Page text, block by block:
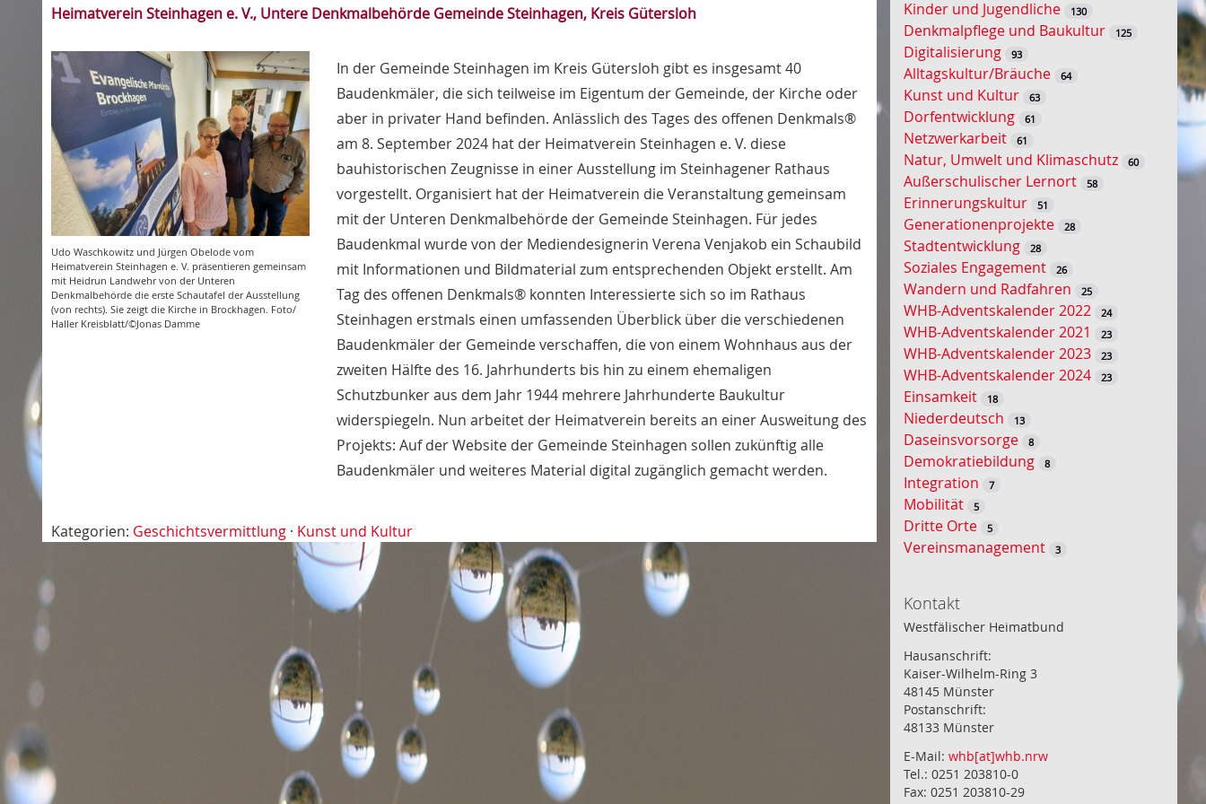
Heimatverein Steinhagen e. V., Untere Denkmalbehörde Gemeinde Steinhagen, Kreis Gütersloh
Udo Waschkowitz und Jürgen Obelode vom
Heimatverein Steinhagen e. V. präsentieren gemeinsam
mit Heidrun Landwehr von der Unteren
Denkmalbehörde die erste Schautafel der Ausstellung
(von rechts). Sie zeigt die Kirche in Brockhagen. Foto/
Haller Kreisblatt/©Jonas Damme
In der Gemeinde Steinhagen im Kreis Gütersloh gibt es insgesamt 40
Baudenkmäler, die sich teilweise im Eigentum der Gemeinde, der Kirche oder
aber in privater Hand befinden. Anlässlich des Tages des offenen Denkmals®
am 8. September 2024 hat der Heimatverein Steinhagen e. V. diese
bauhistorischen Zeugnisse in einer Ausstellung im Steinhagener Rathaus
vorgestellt. Organisiert hat der Heimatverein die Veranstaltung gemeinsam
mit der Unteren Denkmalbehörde der Gemeinde Steinhagen. Für jedes
Baudenkmal wurde von der Mediendesignerin Verena Venjakob ein Schaubild
mit Informationen und Bildmaterial zum entsprechenden Objekt erstellt. Am
Tag des offenen Denkmals® konnten Interessierte sich so im Rathaus
Steinhagen erstmals einen umfassenden Überblick über die verschiedenen
Baudenkmäler der Gemeinde verschaffen, die von einem Wohnhaus aus der
zweiten Hälfte des 16. Jahrhunderts bis hin zu einem ehemaligen
Schutzbunker aus dem Jahr 1944 mehrere Jahrhunderte Baukultur
widerspiegeln. Nun arbeitet der Heimatverein bereits an einer Ausweitung des
Projekts: Auf der Website der Gemeinde Steinhagen sollen zukünftig alle
Baudenkmäler und weiteres Material digital zugänglich gemacht werden.
Kategorien: Geschichtsvermittlung · Kunst und Kultur
s
s
e
l
w
o
r
t
-
S
u
c
h
e
Kinder und Jugendliche 130
Denkmalpflege und Baukultur 125
Digitalisierung 93
Alltagskultur/Bräuche 64
Kunst und Kultur 63
Dorfentwicklung 61
Netzwerkarbeit 61
Natur, Umwelt und Klimaschutz 60
Außerschulischer Lernort 58
Erinnerungskultur 51
Generationenprojekte 28
Stadtentwicklung 28
Soziales Engagement 26
Wandern und Radfahren 25
WHB-Adventskalender 2022 24
WHB-Adventskalender 2021 23
WHB-Adventskalender 2023 23
WHB-Adventskalender 2024 23
Einsamkeit 18
Niederdeutsch 13
Daseinsvorsorge 8
Demokratiebildung 8
Integration 7
Mobilität 5
Dritte Orte 5
Vereinsmanagement 3
Kontakt
Westfälischer Heimatbund
Hausanschrift:
Kaiser-Wilhelm-Ring 3
48145 Münster
Postanschrift:
48133 Münster
E-Mail: whb[at]whb.nrw
Tel.: 0251 203810-0
Fax: 0251 203810-29